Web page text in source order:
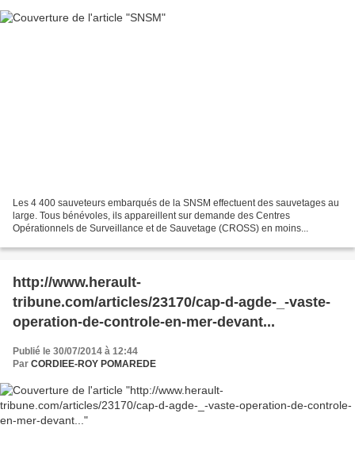
Les 4 400 sauveteurs embarqués de la SNSM effectuent des sauvetages au
large. Tous bénévoles, ils appareillent sur demande des Centres
Opérationnels de Surveillance et de Sauvetage (CROSS) en moins...
http://www.herault-
tribune.com/articles/23170/cap-d-agde-_-vaste-
operation-de-controle-en-mer-devant...
Publié le 30/07/2014 à 12:44
Par CORDIEE-ROY POMAREDE